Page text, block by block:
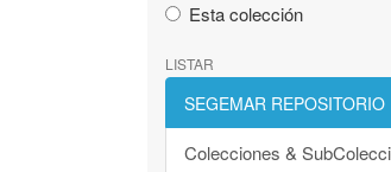
Esta colección
LISTAR
SEGEMAR REPOSITORIO
Colecciones &